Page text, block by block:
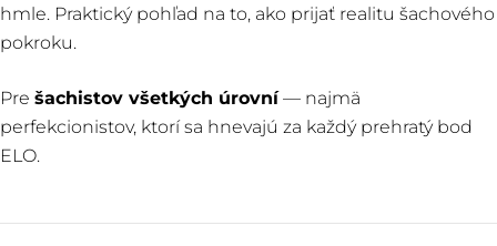
hmle. Praktický pohľad na to, ako prijať realitu šachového
pokroku.
Pre šachistov všetkých úrovní— najmä
perfekcionistov, ktorí sa hnevajú za každý prehratý bod
ELO.